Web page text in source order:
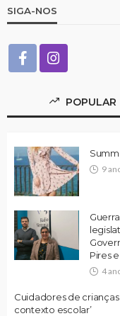
SIGA-NOS
POPULAR
9
Pires
4
Cuidadores de
contexto escolar’